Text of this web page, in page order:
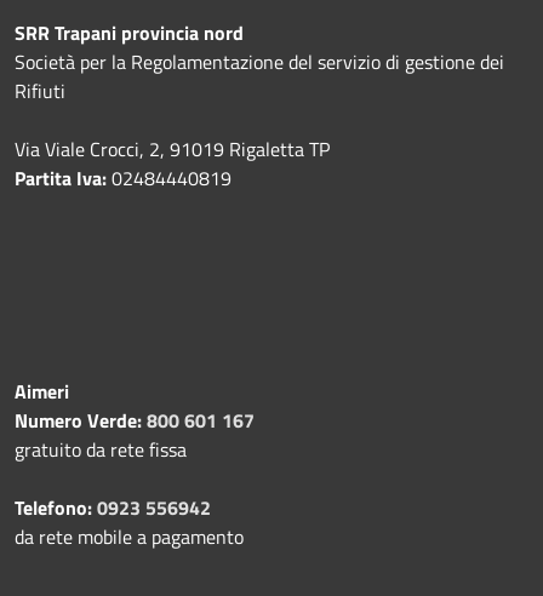
SRR Trapani provincia nord
Società per la Regolamentazione del servizio di gestione dei
Rifiuti
Via Viale Crocci, 2, 91019 Rigaletta TP
Partita Iva:02484440819
Aimeri
Numero Verde:800 601 167
gratuito da rete fissa
Telefono:0923 556942
da rete mobile a pagamento